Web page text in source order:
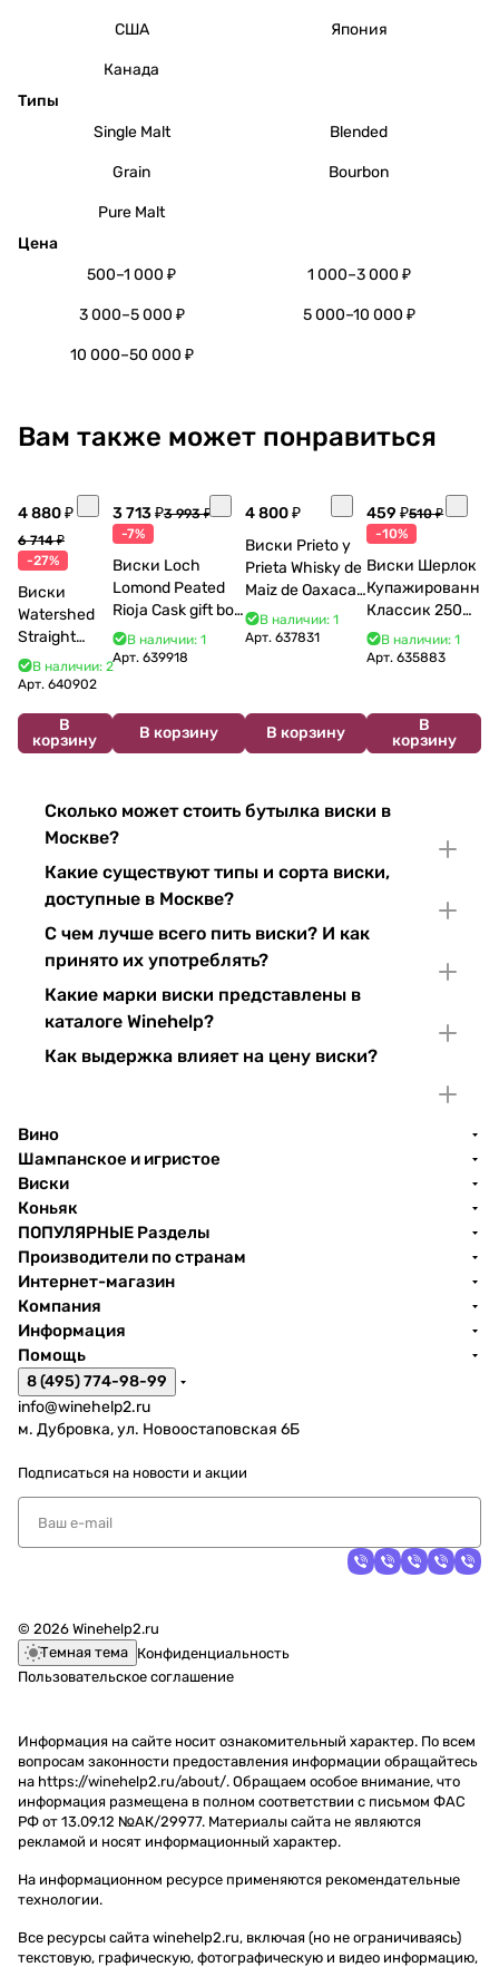
США Япония
Канада
Типы
Single Malt
Blended
Grain Bourbon
Pure Malt
Цена
500–1 000 ₽
1 000–3 000 ₽
3 000–5 000 ₽ 5 000–10 000 ₽
10 000–50 000 ₽
Вам также может понравиться
4 880 ₽
6 714 ₽
-27%
Виски
Watershed
Straight
Bourbon 750
мл
В наличии: 2
Арт. 640902
В
корзину
3 713 ₽3 993 ₽
-7%
Виски Loch
Lomond Peated
Rioja Cask gift box
700 мл 40%
В наличии: 1
Арт. 639918
В корзину
4 800 ₽
Виски Prieto y
Prieta Whisky de
Maiz de Oaxaca
700 мл
В наличии: 1
Арт. 637831
В корзину
459 ₽510 ₽
-10%
Виски Шерлок
Классик 250
млВ наличии: 1
Арт.635883
В
корзину
Сколько может стоить бутылка виски в
Москве?
Какие существуют типы и сорта виски,
доступные в Москве?
С чем лучше всего пить виски? И как
принято их употреблять?
Какие марки виски представлены в
каталоге Winehelp?
Как выдержка влияет на цену виски?
Вино
Шампанское и игристое
Виски
Коньяк
ПОПУЛЯРНЫЕ Разделы
Производители по странам
Интернет-магазин
Компания
Информация
Помощь
8 (495) 774-98-99
info@winehelp2.ru
м. Дубровка, ул. Новоостаповская 6Б
Подписаться на новости и акции
© 2026 Winehelp2.ru
Темная тема Конфиденциальность
Пользовательское соглашение
Информация на сайте носит ознакомительный характер. По всем
вопросам законности предоставления информации обращайтесь
на https://winehelp2.ru/about/. Обращаем особое внимание, что
информация размещена в полном соответствии с письмом ФАС
РФ от 13.09.12 №АК/29977. Материалы сайта не являются
рекламой и носят информационный характер.
На информационном ресурсе применяются рекомендательные
технологии.
Все ресурсы сайта winehelp2.ru, включая (но не ограничиваясь)
текстовую, графическую, фотографическую и видео информацию,